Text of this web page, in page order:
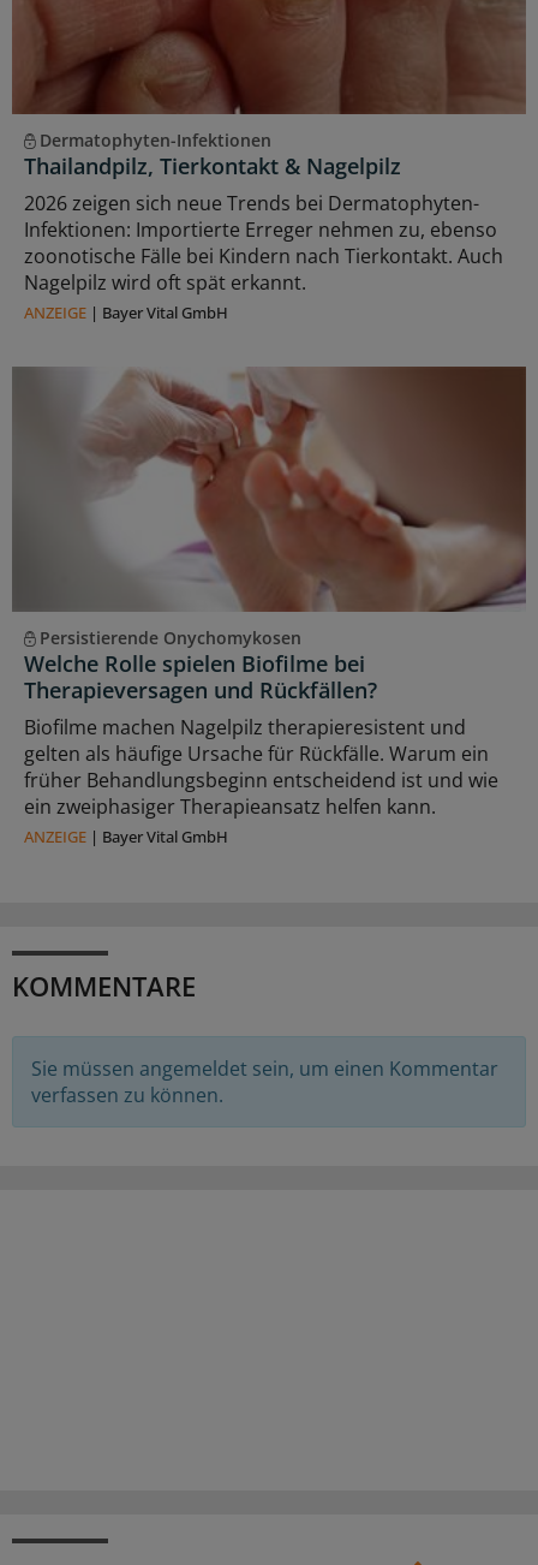
Dermatophyten-Infektionen
Thailandpilz, Tierkontakt & Nagelpilz
2026 zeigen sich neue Trends bei Dermatophyten-
Infektionen: Importierte Erreger nehmen zu, ebenso
zoonotische Fälle bei Kindern nach Tierkontakt. Auch
Nagelpilz wird oft spät erkannt.
ANZEIGE | Bayer Vital GmbH
Persistierende Onychomykosen
Welche Rolle spielen Biofilme bei
Therapieversagen und Rückfällen?
Biofilme machen Nagelpilz therapieresistent und
gelten als häufige Ursache für Rückfälle. Warum ein
früher Behandlungsbeginn entscheidend ist und wie
ein zweiphasiger Therapieansatz helfen kann.
ANZEIGE | Bayer Vital GmbH
KOMMENTARE
Sie müssen angemeldet sein, um einen Kommentar
verfassen zu können.